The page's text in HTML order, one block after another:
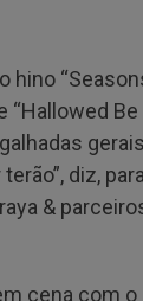
Be
diz,
&
cena com o